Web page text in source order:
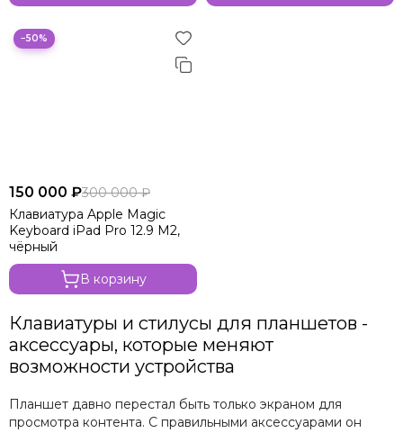
−50%
150 000 ₽300 000 ₽
Клавиатура Apple Magic
Keyboard iPad Pro 12.9 M2,
чёрный
В корзину
Клавиатуры и стилусы для планшетов -
аксессуары, которые меняют
возможности устройства
Планшет давно перестал быть только экраном для
просмотра контента. С правильными аксессуарами он